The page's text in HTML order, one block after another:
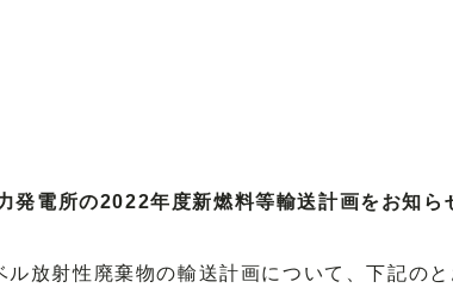
発電所の2022年度新燃料等輸送計画をお知ら
放射性廃棄物の輸送計画について、下記のと